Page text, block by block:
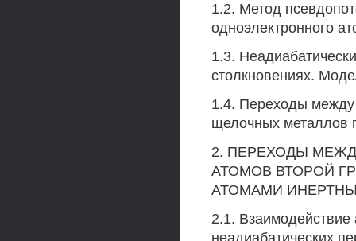
1.2. Метод
одноэлектронного
1.3.
столкновениях.
1.4. Переходы между
щелочных металлов
2. ПЕРЕХОДЫ
АТОМОВ ВТОРОЙ
АТОМАМИ
2.1.
неадиабатических